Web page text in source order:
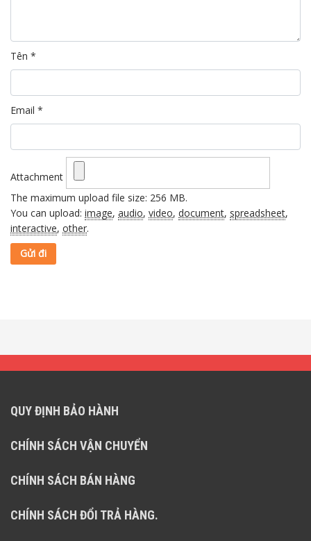
Tên *
Email *
Attachment
The maximum upload file size: 256 MB.
You can upload: image, audio, video, document, spreadsheet,
interactive, other.
QUY ĐỊNH BẢO HÀNH
CHÍNH SÁCH VẬN CHUYỂN
CHÍNH SÁCH BÁN HÀNG
CHÍNH SÁCH ĐỔI TRẢ HÀNG.